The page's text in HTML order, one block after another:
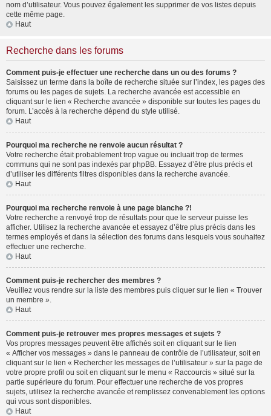
nom d’utilisateur. Vous pouvez également les supprimer de vos listes depuis
cette même page.
Haut
Recherche dans les forums
Comment puis-je effectuer une recherche dans un ou des forums ?
Saisissez un terme dans la boîte de recherche située sur l’index, les pages des
forums ou les pages de sujets. La recherche avancée est accessible en
cliquant sur le lien « Recherche avancée » disponible sur toutes les pages du
forum. L’accès à la recherche dépend du style utilisé.
Haut
Pourquoi ma recherche ne renvoie aucun résultat ?
Votre recherche était probablement trop vague ou incluait trop de termes
communs qui ne sont pas indexés par phpBB. Essayez d’être plus précis et
d’utiliser les différents filtres disponibles dans la recherche avancée.
Haut
Pourquoi ma recherche renvoie à une page blanche ?!
Votre recherche a renvoyé trop de résultats pour que le serveur puisse les
afficher. Utilisez la recherche avancée et essayez d’être plus précis dans les
termes employés et dans la sélection des forums dans lesquels vous souhaitez
effectuer une recherche.
Haut
Comment puis-je rechercher des membres ?
Veuillez vous rendre sur la liste des membres puis cliquer sur le lien « Trouver
un membre ».
Haut
Comment puis-je retrouver mes propres messages et sujets ?
Vos propres messages peuvent être affichés soit en cliquant sur le lien
« Afficher vos messages » dans le panneau de contrôle de l’utilisateur, soit en
cliquant sur le lien « Rechercher les messages de l’utilisateur » sur la page de
votre propre profil ou soit en cliquant sur le menu « Raccourcis » situé sur la
partie supérieure du forum. Pour effectuer une recherche de vos propres
sujets, utilisez la recherche avancée et remplissez convenablement les options
qui vous sont disponibles.
Haut